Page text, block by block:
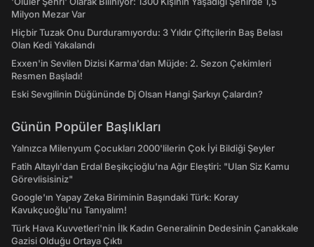
Milyon Mezar Var
Hiçbir Tuzak Onu Durduramıyordu: 3 Yıldır Çiftçilerin Baş Belası
Olan Kedi Yakalandı
Exxen'in Sevilen Dizisi Karma'dan Müjde: 2. Sezon Çekimleri
Resmen Başladı!
Eski Sevgilinin Düğününde Dj Olsan Hangi Şarkıyı Çalardın?
Günün Popüler Başlıkları
Yalnızca Milenyum Çocukları 2000'lilerin Çok İyi Bildiği Şeyler
Fatih Altaylı'dan Erdal Beşikçioğlu'na Ağır Eleştiri: "Ulan Siz Kamu
Görevlisisiniz"
Google'ın Yapay Zeka Biriminin Başındaki Türk: Koray
Kavukçuoğlu'nu Tanıyalım!
Türk Hava Kuvvetleri'nin İlk Kadın Generalinin Dedesinin Çanakkale
Gazisi Olduğu Ortaya Çıktı